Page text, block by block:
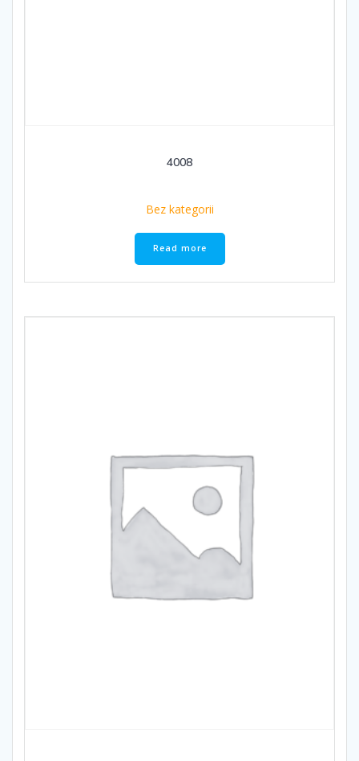
4008
Bez kategorii
Read more